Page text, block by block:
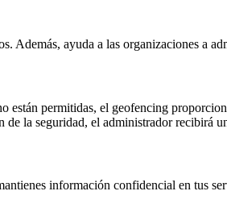
Además, ayuda a las organizaciones a
están permitidas, el geofencing
la seguridad, el administrador recibirá
información confidencial en tus